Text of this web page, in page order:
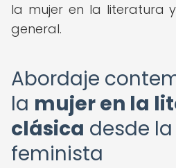
la mujer en la literatura
general.
Abordaje
la mujer en la
clásica desde
feminista